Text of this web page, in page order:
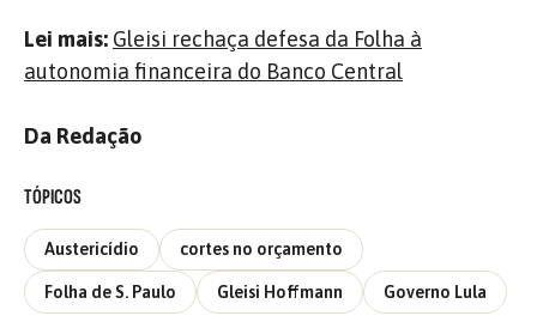
Lei mais: Gleisi rechaça defesa da Folha à
autonomia financeira do Banco Central
Da Redação
TÓPICOS
Austericídio cortes no orçamento
Folha de S. Paulo Gleisi Hoffmann Governo Lula